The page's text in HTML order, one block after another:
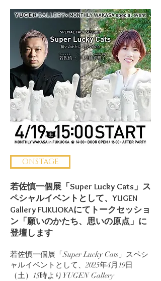
ONSTAGE
若佐慎一個展「Super Lucky Cats」ス
ペシャルイベントとして、YUGEN
Gallery FUKUOKAにてトークセッショ
ン「願いのかたち、思いの原点」に
登壇します
若佐慎一個展「Super Lucky Cats」スペシ
ャルイベントとして、2025年4月19日
（土）15時よりYUGEN Gallery